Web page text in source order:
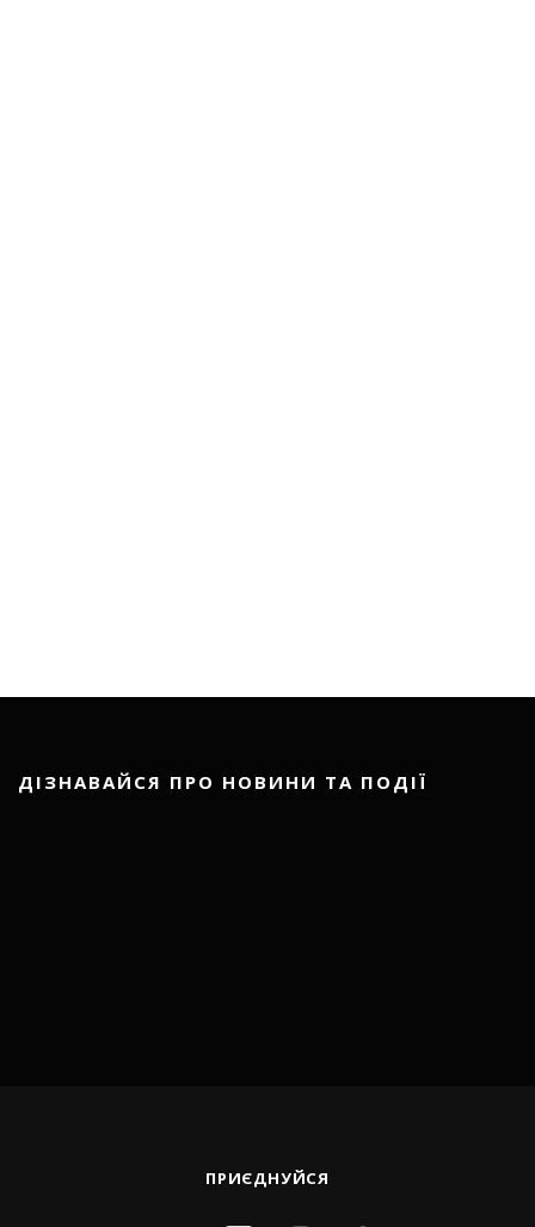
ДІЗНАВАЙСЯ ПРО НОВИНИ ТА ПОДІЇ
ПРИЄДНУЙСЯ